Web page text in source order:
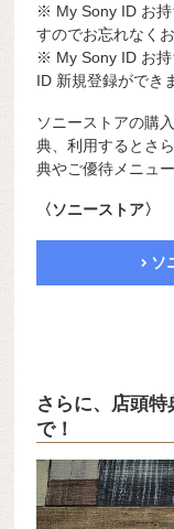
※ My Sony ID お持
すのでお忘れなく
※ My Sony ID お持
ID 新規登録ができ
ソニーストアの購
典、利用するとさ
典やご優待メニュ
〈ソニーストア〉
ソ
さらに、店頭
で！